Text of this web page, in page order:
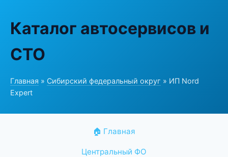
Каталог автосервисов и
СТО
Главная » Сибирский федеральный округ » ИП Nord
Expert
🏠 Главная
Центральный ФО